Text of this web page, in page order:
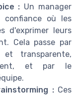
: Un manager
où les
d'exprimer leurs
Cela passe par
transparente,
et par le
: Ces